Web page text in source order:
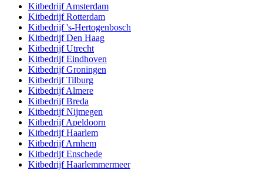
KitbedrijfAmsterdam
KitbedrijfRotterdam
Kitbedrijf's-Hertogenbosch
KitbedrijfDen Haag
KitbedrijfUtrecht
KitbedrijfEindhoven
KitbedrijfGroningen
KitbedrijfTilburg
KitbedrijfAlmere
KitbedrijfBreda
KitbedrijfNijmegen
KitbedrijfApeldoorn
KitbedrijfHaarlem
KitbedrijfArnhem
KitbedrijfEnschede
KitbedrijfHaarlemmermeer